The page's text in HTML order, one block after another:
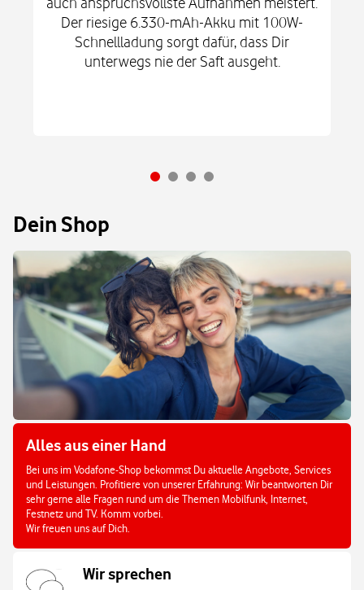
Der riesige 6.330-mAh-Akku mit 100W-
Schnellladung sorgt dafür, dass Dir
unterwegs nie der Saft ausgeht.
Dein Shop
Alles aus einer Hand
Bei uns im Vodafone-Shop bekommst Du aktuelle Angebote, Services
und Leistungen. Profitiere von unserer Erfahrung: Wir beantworten Dir
sehr gerne alle Fragen rund um die Themen Mobilfunk, Internet,
Festnetz und TV. Komm vorbei.
Wir freuen uns auf Dich.
Wir sprechen